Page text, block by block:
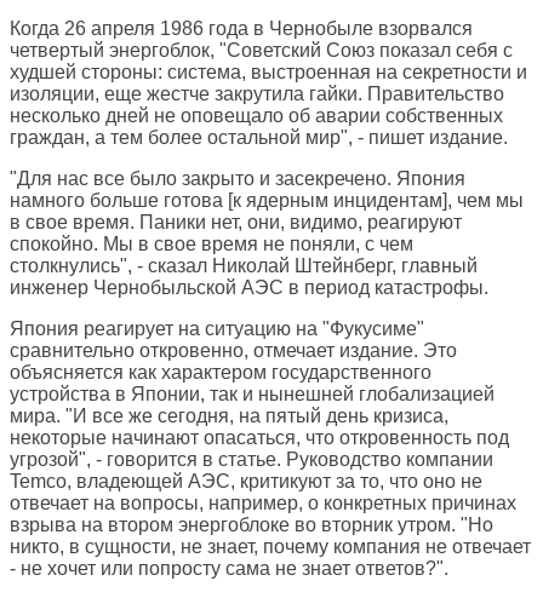
Когда 26 апреля 1986 года в Чернобыле взорвался
четвертый энергоблок, "Советский Союз показал себя с
худшей стороны: система, выстроенная на секретности и
изоляции, еще жестче закрутила гайки. Правительство
несколько дней не оповещало об аварии собственных
граждан, а тем более остальной мир", - пишет издание.
"Для нас все было закрыто и засекречено. Япония
намного больше готова [к ядерным инцидентам], чем мы
в свое время. Паники нет, они, видимо, реагируют
спокойно. Мы в свое время не поняли, с чем
столкнулись", - сказал Николай Штейнберг, главный
инженер Чернобыльской АЭС в период катастрофы.
Япония реагирует на ситуацию на "Фукусиме"
сравнительно откровенно, отмечает издание. Это
объясняется как характером государственного
устройства в Японии, так и нынешней глобализацией
мира. "И все же сегодня, на пятый день кризиса,
некоторые начинают опасаться, что откровенность под
угрозой", - говорится в статье. Руководство компании
Temco, владеющей АЭС, критикуют за то, что оно не
отвечает на вопросы, например, о конкретных причинах
взрыва на втором энергоблоке во вторник утром. "Но
никто, в сущности, не знает, почему компания не отвечает
- не хочет или попросту сама не знает ответов?".